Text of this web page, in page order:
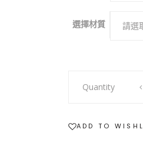
選擇材質 請選
印
〗
Quantity
ADD TO